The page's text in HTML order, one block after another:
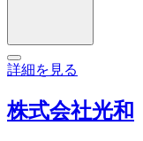
詳細を見る
株式会社光和